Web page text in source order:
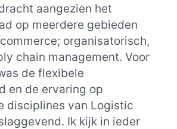
aangezien het
op meerdere gebieden
organisatorisch,
chain management. Voor
de flexibele
en de ervaring op
disciplines van Logistic
Ik kijk in ieder